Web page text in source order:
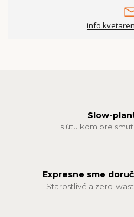
Slow-
s útulkom pre
Expresne sme
Starostlivé a zero-